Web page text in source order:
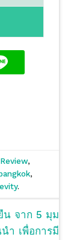
,
,
.
น จาก 5 มุม
ำ เพื่อการมี